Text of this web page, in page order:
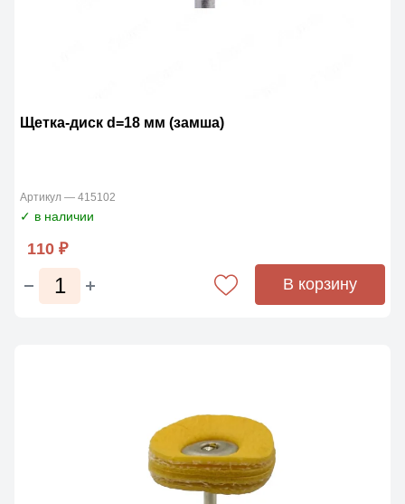
Щетка-диск d=18 мм (замша)
Артикул — 415102
✓ в наличии
110 ₽
В корзину